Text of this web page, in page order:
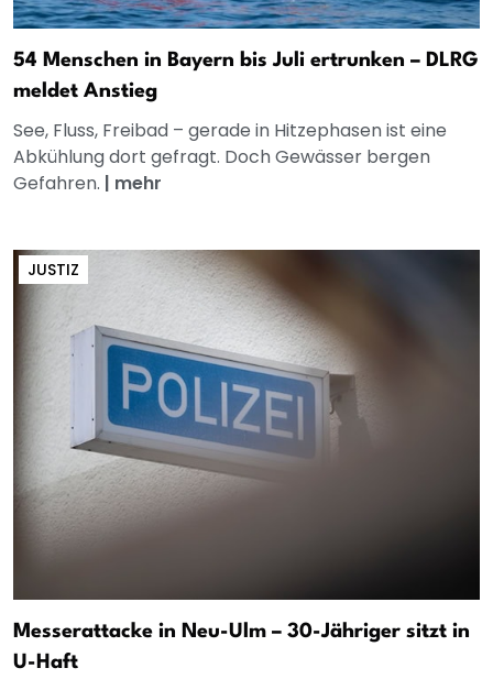
54 Menschen in Bayern bis Juli ertrunken – DLRG
meldet Anstieg
See, Fluss, Freibad – gerade in Hitzephasen ist eine
Abkühlung dort gefragt. Doch Gewässer bergen
Gefahren. | mehr
JUSTIZ
Messerattacke in Neu-Ulm – 30-Jähriger sitzt in
U-Haft